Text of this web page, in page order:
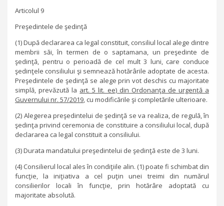
Articolul 9
Preşedintele de şedinţă
(1) După declararea ca legal constituit, consiliul local alege dintre
membrii săi, în termen de o saptamana, un preşedinte de
şedinţă, pentru o perioadă de cel mult 3 luni, care conduce
şedinţele consiliului şi semnează hotărârile adoptate de acesta.
Preşedintele de şedinţă se alege prin vot deschis cu majoritate
simplă, prevăzută la art. 5 lit. ee) din Ordonanţa de urgenţă a
Guvernului nr. 57/2019, cu modificările şi completările ulterioare.
(2) Alegerea preşedintelui de şedinţă se va realiza, de regulă, în
şedinţa privind ceremonia de constituire a consiliului local, după
declararea ca legal constituit a consiliului.
(3) Durata mandatului preşedintelui de şedinţă este de 3 luni.
(4) Consilierul local ales în condiţiile alin. (1) poate fi schimbat din
funcţie, la iniţiativa a cel puţin unei treimi din numărul
consilierilor locali în funcţie, prin hotărâre adoptată cu
majoritate absolută.